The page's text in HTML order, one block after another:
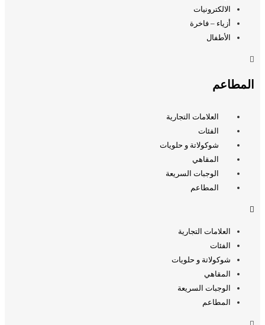
الالكترونيات
أزياء – فاخرة
الأطفال
المطاعم
العلامات التجارية
الفئات
شوكولاتة و حلويات
المقاهي
الوجبات السريعة
المطاعم
العلامات التجارية
الفئات
شوكولاتة و حلويات
المقاهي
الوجبات السريعة
المطاعم